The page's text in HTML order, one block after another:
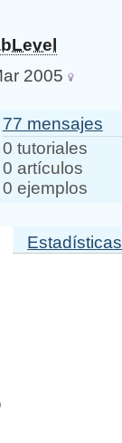
2005
77 mensajes
0 tutoriales
0 artículos
0 ejemplos
Estadísticas